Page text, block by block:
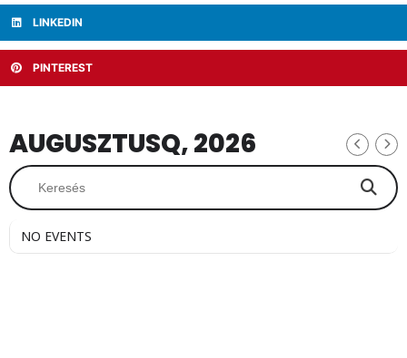
LINKEDIN
PINTEREST
AUGUSZTUSQ, 2026
NO EVENTS